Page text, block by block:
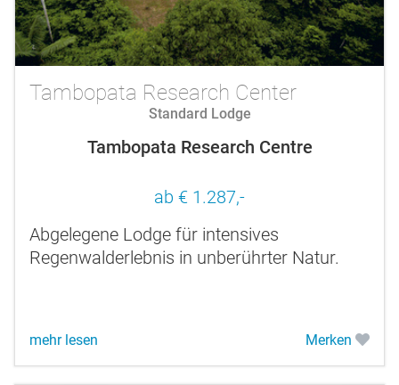
Tambopata Research Center
Standard Lodge
Tambopata Research Centre
ab € 1.287,-
Abgelegene Lodge für intensives
Regenwalderlebnis in unberührter Natur.
mehr lesen Merken